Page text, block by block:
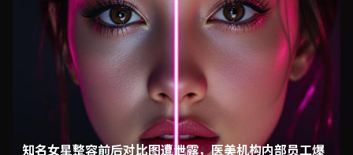
知名女星整容前后对比图遭泄露，医美机构内部员工爆